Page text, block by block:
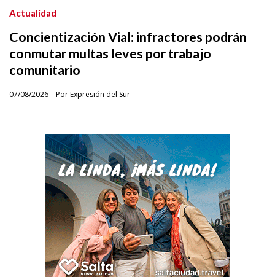
Concientización Vial: infractores podrán
conmutar multas leves por trabajo
comunitario
Por Expresión del Sur
Actualidad
07/08/2026